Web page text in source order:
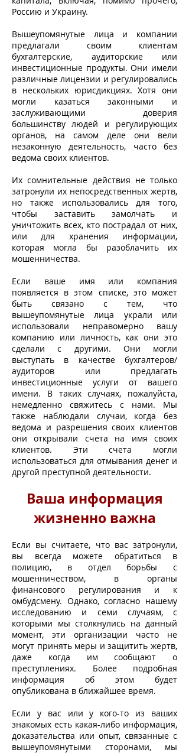
Россию и Украину.
Вышеупомянутые лица и компании
предлагали своим клиентам
бухгалтерские, аудиторские или
инвестиционные продукты. Они имели
различные лицензии и регулировались
в нескольких юрисдикциях. Хотя они
могли казаться законными и
заслуживающими доверия
большинству людей и регулирующих
органов, на самом деле они вели
незаконную деятельность, часто без
ведома своих клиентов.
Их сомнительные действия не только
затронули их непосредственных жертв,
но также использовались для того,
чтобы заставить замолчать и
уничтожить всех, кто пострадал от них,
или для хранения информации,
которая могла бы разоблачить их
мошенничества.
Если ваше имя или компания
появляется в этом списке, это может
быть связано с тем, что
вышеупомянутые лица украли или
использовали неправомерно вашу
компанию или личность, как они это
сделали с другими. Они могли
выступать в качестве бухгалтеров/
аудиторов или предлагать
инвестиционные услуги от вашего
имени. В таких случаях, пожалуйста,
немедленно свяжитесь с нами. Мы
также наблюдали случаи, когда без
ведома и разрешения своих клиентов
они открывали счета на имя своих
клиентов. Эти счета могли
использоваться для отмывания денег и
другой преступной деятельности.
Ваша информация
жизненно важна
Если вы считаете, что вас затронули,
вы всегда можете обратиться в
полицию, в отдел борьбы с
мошенничеством, в органы
финансового регулирования и к
омбудсмену. Однако, согласно нашему
исследованию и семи случаям, с
которыми мы столкнулись на данный
момент, эти организации часто не
могут принять меры и защитить жертв,
даже когда им сообщают о
преступлениях. Более подробная
информация об этом будет
опубликована в ближайшее время.
Если у вас или у кого-то из ваших
знакомых есть какая-либо информация,
доказательства или опыт, связанные с
вышеупомянутыми сторонами, мы